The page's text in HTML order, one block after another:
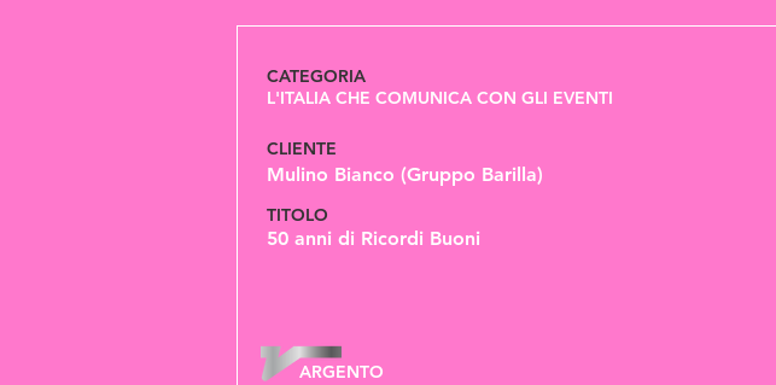
CATEGORIA
L'ITALIA CHE COMUNICA CON GLI EVENTI
CLIENTE
Mulino Bianco (Gruppo Barilla)
TITOLO
50 anni di Ricordi Buoni
ARGENTO